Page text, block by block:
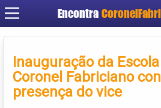
Encontra
Criar
Inauguração da
Coronel Fabriciano
presença do vice